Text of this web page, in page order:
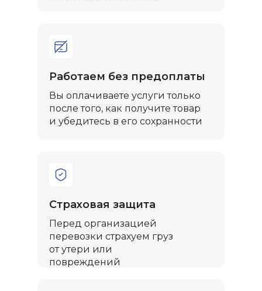
Перед организацией
перевозки страхуем груз
от утери или
повреждений
Вы оплачиваете услуги только
после того, как получите товар
и убедитесь в его сохранности
Работаем без предоплаты
Страховая защита